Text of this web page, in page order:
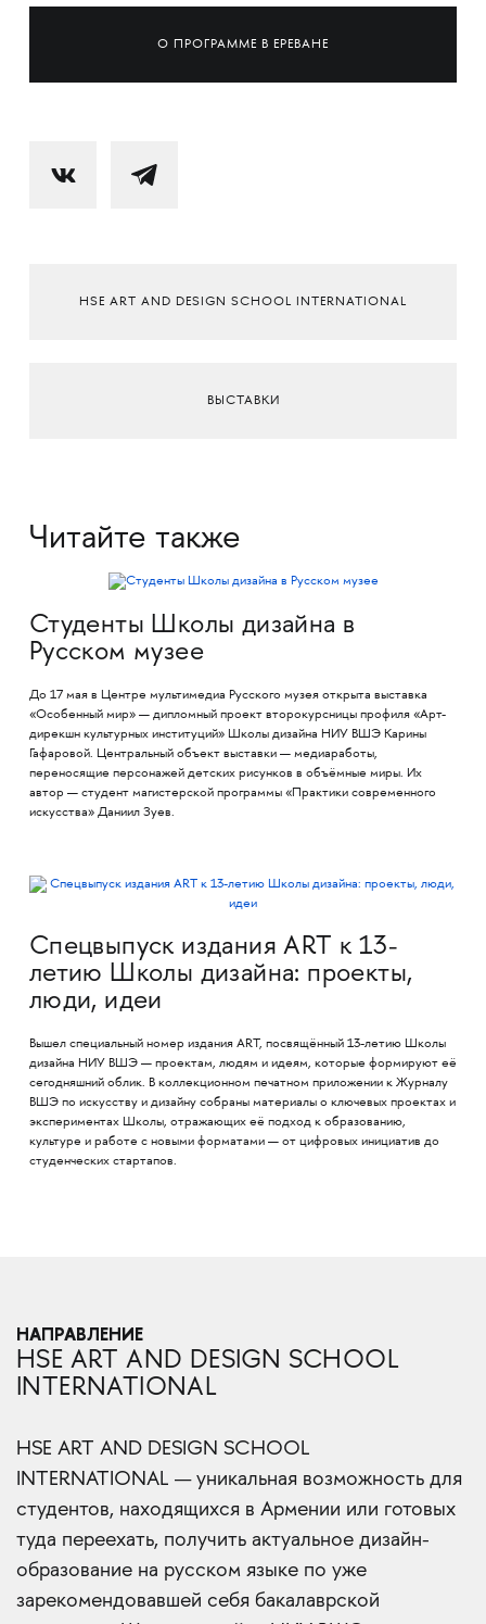
О ПРОГРАММЕ В ЕРЕВАНЕ
HSE ART AND DESIGN SCHOOL INTERNATIONAL
ВЫСТАВКИ
Читайте также
Студенты Школы дизайна в
Русском музее
До 17 мая в Центре мультимедиа Русского музея открыта выставка
«Особенный мир» — дипломный проект второкурсницы профиля «Арт-
дирекшн культурных институций» Школы дизайна НИУ ВШЭ Карины
Гафаровой. Центральный объект выставки — медиаработы,
переносящие персонажей детских рисунков в объёмные миры. Их
автор — студент магистерской программы «Практики современного
искусства» Даниил Зуев.
Спецвыпуск издания ART к 13-
летию Школы дизайна: проекты,
люди, идеи
Вышел специальный номер издания ART, посвящённый 13-летию Школы
дизайна НИУ ВШЭ — проектам, людям и идеям, которые формируют её
сегодняшний облик. В коллекционном печатном приложении к Журналу
ВШЭ по искусству и дизайну собраны материалы о ключевых проектах и
экспериментах Школы, отражающих её подход к образованию,
культуре и работе с новыми форматами — от цифровых инициатив до
студенческих стартапов.
НАПРАВЛЕНИЕ
HSE ART AND DESIGN SCHOOL
INTERNATIONAL
HSE ART AND DESIGN SCHOOL
INTERNATIONAL — уникальная возможность для
студентов, находящихся в Армении или готовых
туда переехать, получить актуальное дизайн-
образование на русском языке по уже
зарекомендовавшей себя бакалаврской